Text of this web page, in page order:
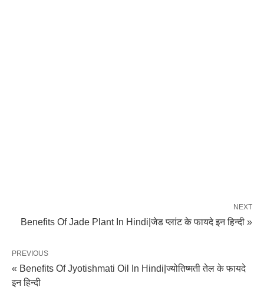
NEXT
Benefits Of Jade Plant In Hindi|जेड प्लांट के फायदे इन हिन्दी »
PREVIOUS
« Benefits Of Jyotishmati Oil In Hindi|ज्योतिष्मती तेल के फायदे
इन हिन्दी